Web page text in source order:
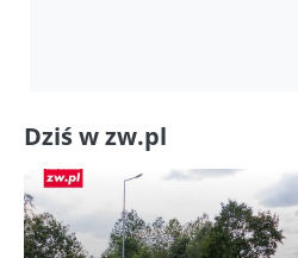
Dziś w zw.pl